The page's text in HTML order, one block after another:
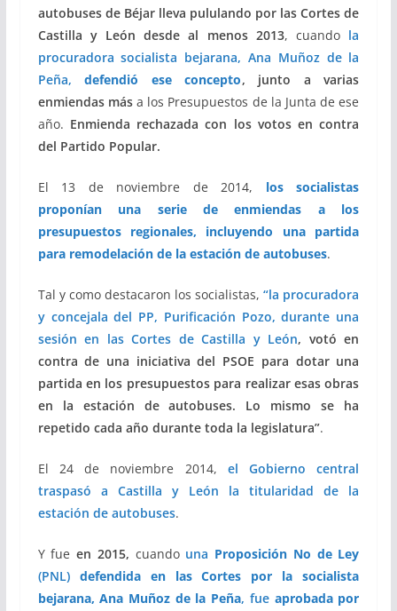
autobuses de Béjar lleva pululando por las Cortes de
Castilla y León desde al menos 2013, cuando la
procuradora socialista bejarana, Ana Muñoz de la
Peña,
defendió ese concepto, junto a varias
enmiendas mása los Presupuestos de la Junta de ese
año. Enmienda rechazada con los votos en contra
del Partido Popular.
El 13 de noviembre de 2014, los socialistas
proponían una serie de enmiendas a los
presupuestos regionales, incluyendo una partida
para remodelación de la estación de autobuses.
Tal y como destacaron los socialistas,“la procuradora
y concejala del PP, Purificación Pozo,durante una
sesión en las Cortes de Castilla y León, votó en
contra de una iniciativa del PSOE para dotar una
partida en los presupuestos para realizar esas obras
en la estación de autobuses. Lo mismo se ha
repetido cada año durante toda la legislatura”.
El 24 de noviembre 2014, el Gobierno central
traspasó a Castilla y León la titularidad de la
estación de autobuses.
Y fueen 2015, cuando una Proposición No de Ley
(PNL) defendida en las Cortes por la socialista
bejarana, Ana Muñoz de la Peña, fue aprobada por